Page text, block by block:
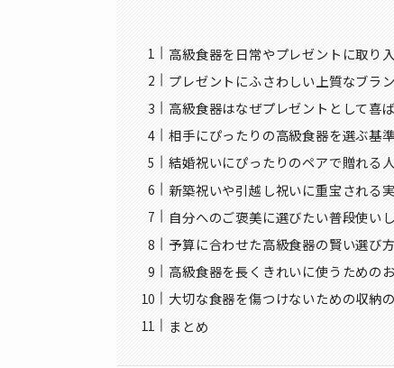
高級食器を日常やプレゼントに取り
プレゼントにふさわしい上質なブラ
高級食器はなぜプレゼントとして喜
相手にぴったりの高級食器を選ぶ基
結婚祝いにぴったりのペアで贈れる
新築祝いや引越し祝いに重宝される
自分へのご褒美に選びたい普段使い
予算に合わせた高級食器の賢い選び方
高級食器を長くきれいに使うための
大切な食器を傷つけないための収納
まとめ